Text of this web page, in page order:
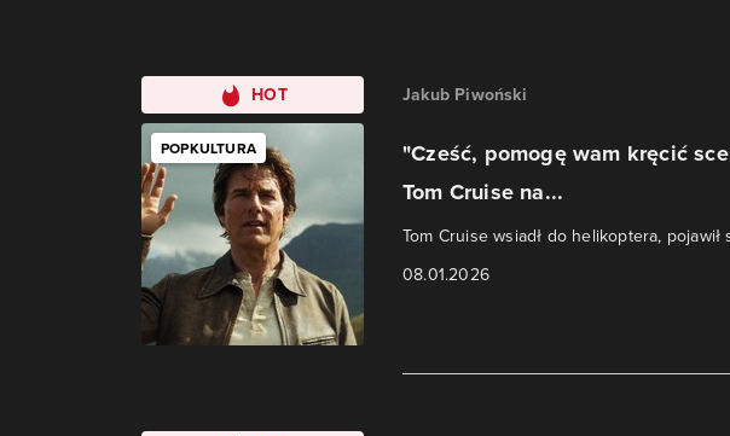
HOT
POPKULTURA
Jakub Piwoński
"Cześć, pomogę wam kręcić
Tom Cruise na...
Tom Cruise wsiadł do helikoptera,
08.01.2026